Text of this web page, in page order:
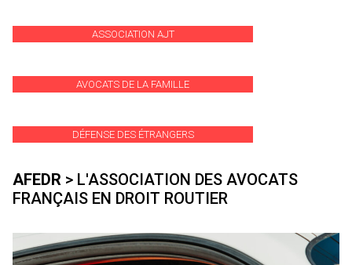
ASSOCIATION AJT
AVOCATS DE LA FAMILLE
DÉFENSE DES ÉTRANGERS
AFEDR > L'ASSOCIATION DES AVOCATS
FRANÇAIS EN DROIT ROUTIER